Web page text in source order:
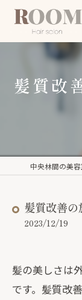
髪質改
髪質改善の
2023/12/19
髪の美しさは
です。髪質改